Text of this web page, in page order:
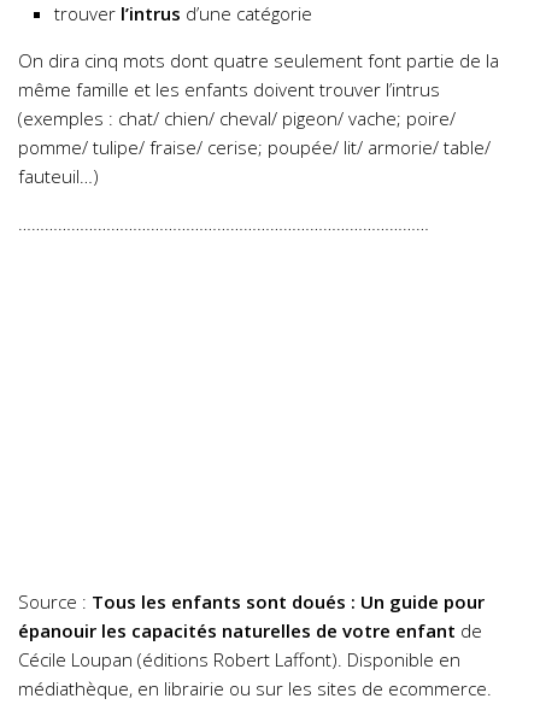
trouver l’intrus d’une catégorie
On dira cinq mots dont quatre seulement font partie de la
même famille et les enfants doivent trouver l’intrus
(exemples : chat/ chien/ cheval/ pigeon/ vache; poire/
pomme/ tulipe/ fraise/ cerise; poupée/ lit/ armorie/ table/
fauteuil…)
…………………………………………………………………………………
Source : Tous les enfants sont doués : Un guide pour
épanouir les capacités naturelles de votre enfant de
Cécile Loupan (éditions Robert Laffont). Disponible en
médiathèque, en librairie ou sur les sites de ecommerce.